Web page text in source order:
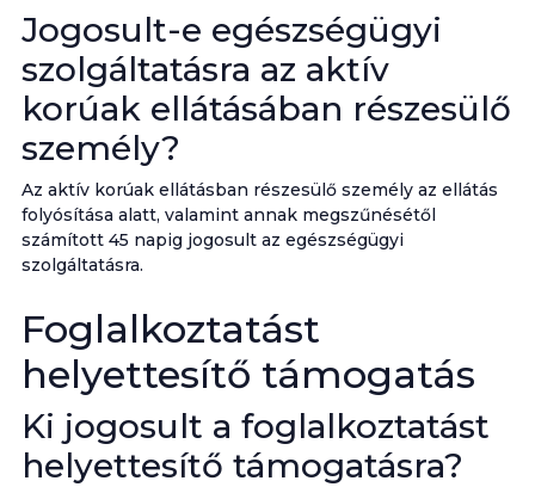
Jogosult-e egészségügyi
szolgáltatásra az aktív
korúak ellátásában részesülő
személy?
Az aktív korúak ellátásban részesülő személy az ellátás
folyósítása alatt, valamint annak megszűnésétől
számított 45 napig jogosult az egészségügyi
szolgáltatásra.
Foglalkoztatást
helyettesítő támogatás
Ki jogosult a foglalkoztatást
helyettesítő támogatásra?